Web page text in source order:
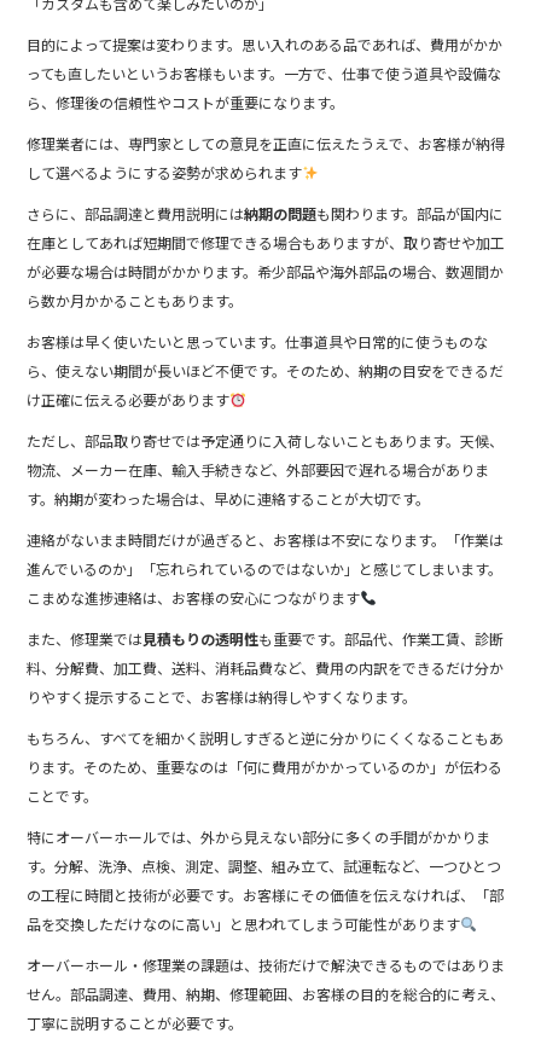
目的によって提案は変わります。思い入れのある品であれば、費用がかか
っても直したいというお客様もいます。一方で、仕事で使う道具や設備な
ら、修理後の信頼性やコストが重要になります。
修理業者には、専門家としての意見を正直に伝えたうえで、お客様が納得
して選べるようにする姿勢が求められます
さらに、部品調達と費用説明には納期の問題も関わります。部品が国内に
在庫としてあれば短期間で修理できる場合もありますが、取り寄せや加工
が必要な場合は時間がかかります。希少部品や海外部品の場合、数週間か
ら数か月かかることもあります。
お客様は早く使いたいと思っています。仕事道具や日常的に使うものな
ら、使えない期間が長いほど不便です。そのため、納期の目安をできるだ
け正確に伝える必要があります
ただし、部品取り寄せでは予定通りに入荷しないこともあります。天候、
物流、メーカー在庫、輸入手続きなど、外部要因で遅れる場合がありま
す。納期が変わった場合は、早めに連絡することが大切です。
連絡がないまま時間だけが過ぎると、お客様は不安になります。「作業は
進んでいるのか」「忘れられているのではないか」と感じてしまいます。
こまめな進捗連絡は、お客様の安心につながります
また、修理業では見積もりの透明性も重要です。部品代、作業工賃、診断
料、分解費、加工費、送料、消耗品費など、費用の内訳をできるだけ分か
りやすく提示することで、お客様は納得しやすくなります。
もちろん、すべてを細かく説明しすぎると逆に分かりにくくなることもあ
ります。そのため、重要なのは「何に費用がかかっているのか」が伝わる
ことです。
特にオーバーホールでは、外から見えない部分に多くの手間がかかりま
す。分解、洗浄、点検、測定、調整、組み立て、試運転など、一つひとつ
の工程に時間と技術が必要です。お客様にその価値を伝えなければ、「部
品を交換しただけなのに高い」と思われてしまう可能性があります
オーバーホール・修理業の課題は、技術だけで解決できるものではありま
せん。部品調達、費用、納期、修理範囲、お客様の目的を総合的に考え、
丁寧に説明することが必要です。